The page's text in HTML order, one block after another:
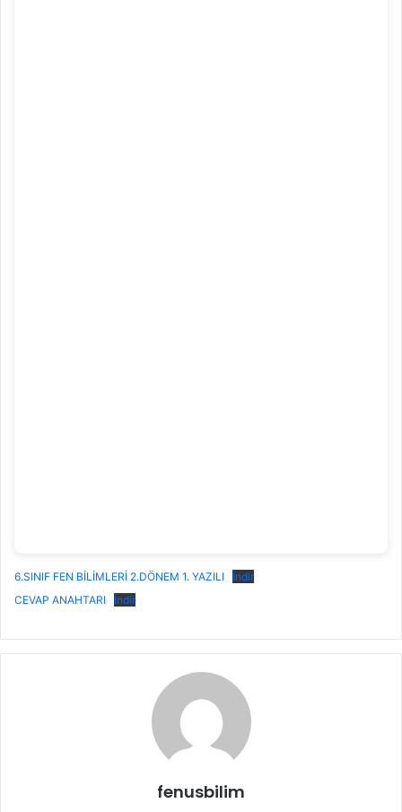
6.SINIF FEN BİLİMLERİ 2.DÖNEM 1. YAZILI
İndir
CEVAP ANAHTARI
İndir
fenusbilim